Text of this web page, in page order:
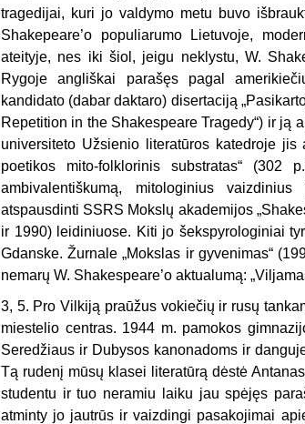
tragedijai, kuri jo valdymo metu buvo
Shakepeare’o populiarumo Lietuvoje,
ateityje, nes iki šiol, jeigu neklystu, W.
Rygoje angliškai parašęs pagal
kandidato (dabar daktaro) disertaciją
Repetition in the Shakespeare Tragedy“) ir ją
universiteto Užsienio literatūros katedroje jis
poetikos mito-folklorinis substratas“ (302
ambivalentiškumą, mitologinius
atspausdinti SSRS Mokslų akademijos
ir 1990) leidiniuose. Kiti jo šekspyrologiniai
Gdanske. Žurnale „Mokslas ir gyvenimas“
nemarų W. Shakespeare’o aktualumą:
3, 5. Pro Vilkiją praūžus vokiečių ir rusų
miestelio centras. 1944 m. pamokos
Seredžiaus ir Dubysos kanonadoms ir
Tą rudenį mūsų klasei literatūrą dėstė
studentu ir tuo neramiu laiku jau spėjęs
atminty jo jautrūs ir vaizdingi pasakojimai